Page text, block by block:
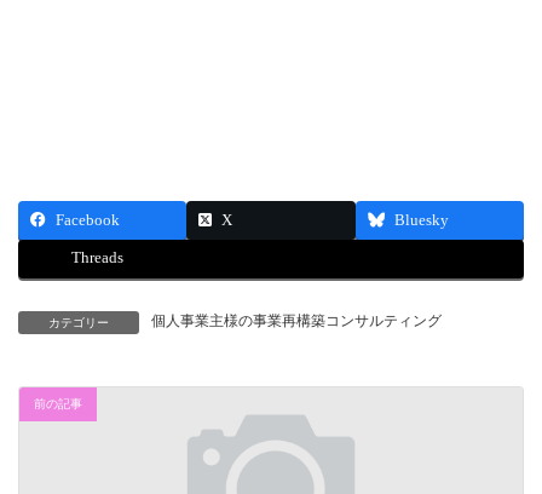
Facebook X Bluesky
Threads
カテゴリー 個人事業主様の事業再構築コンサルティング
前の記事